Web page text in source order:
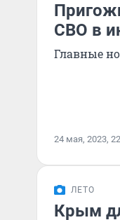
СВО в
Главные
24 мая, 2023,
ЛЕТО
Крым